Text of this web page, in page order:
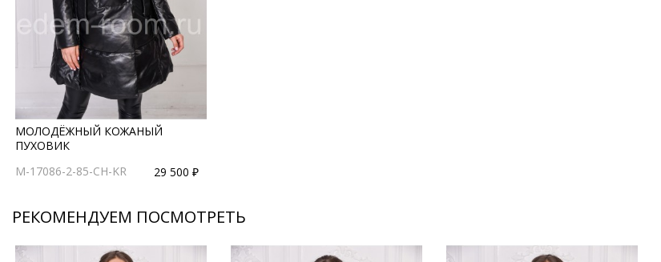
МОЛОДЁЖНЫЙ КОЖАНЫЙ
ПУХОВИК
M-17086-2-85-CH-KR
29 500 ₽
РЕКОМЕНДУЕМ ПОСМОТРЕТЬ